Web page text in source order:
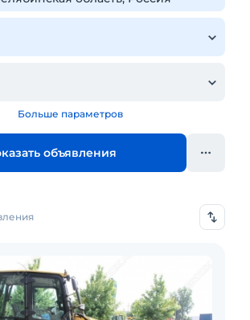
Больше параметров
объявления